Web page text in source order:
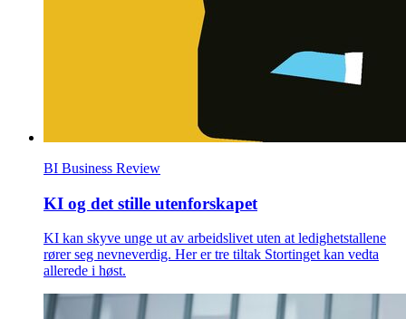
BI Business Review
KI og det stille utenforskapet
KI kan skyve unge ut av arbeidslivet uten at ledighetstallene
rører seg nevneverdig. Her er tre tiltak Stortinget kan vedta
allerede i høst.